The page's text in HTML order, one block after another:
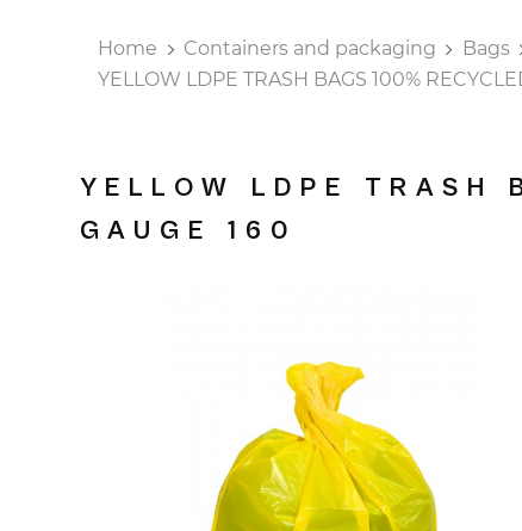
Home Containers and packaging Bags
YELLOW LDPE TRASH BAGS 100%
YELLOW LDPE TRASH
GAUGE 160